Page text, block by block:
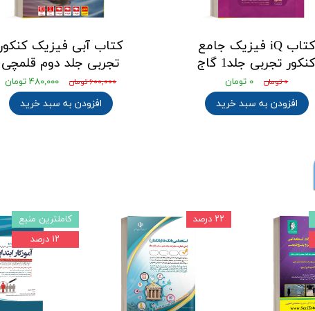
کتاب iQ فیزیک جامع
کنکور تجربی جلد1 گاج
۰ تومان ۰ تومان
افزودن به سبد خرید
کتاب آبی فیزیک کنکور
تجربی جلد دوم قلمچی
۶۰۰,۰۰۰ تومان ۴۸۰,۰۰۰ تومان
افزودن به سبد خرید
کاملترین منبع
۱۲ درصد
۲۲ درصد